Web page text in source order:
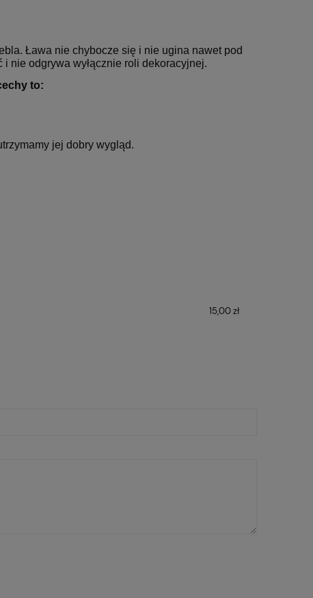
Fotel Unique CITY szary
Ława nie chybocze się i nie ugina nawet pod
nie odgrywa wyłącznie roli dekoracyjnej.
to:
jej dobry wygląd.
15,00 zł